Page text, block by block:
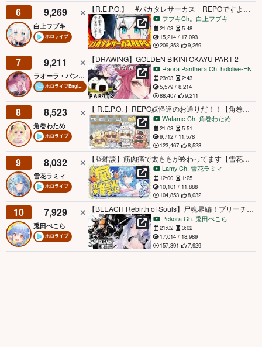
6 9,269
白上フブキ
ホロライブ
【R.E.P.O.】 #バカタレサーカス REPOですよぉおおおおおおお！！！！！ 【ホロライブ/白上フブキ】
フブキCh。白上フブキ
21:03
5:48
15,214 / 17,093
209,353
9,269
7 9,211
ラオーラ・パンテーラ
ホロライブEnglish
【DRAWING】GOLDEN BIKINI OKAYU PART 2
Raora Panthera Ch. hololive-EN
23:03
2:43
5,579 / 8,214
88,407
9,211
8 8,523
角巻わため
ホロライブ
【 R.E.P.O. 】REPO妖怪達のお通りだ！！【角巻わため/ホロライブ４期生】
Watame Ch. 角巻わため
21:03
5:51
9,712 / 11,578
123,467
8,523
9 8,032
雪花ラミィ
ホロライブ
【昼雑談】筋肉痛で太ももが終わってます【雪花ラミィ /ホロライブ】
Lamy Ch. 雪花ラミィ
12:00
1:25
10,101 / 11,888
104,853
8,032
10 7,929
兎田ぺこら
ホロライブ
【BLEACH Rebirth of Souls】尸魂界編！ブリーチの物語を追体験できるゲームやるぺこおおおおおおおおおおおおおおおおおおおお！！！！！ぺこ！【ホロライブ/兎田ぺこら】
Pekora Ch. 兎田ぺこら
21:02
3:02
17,014 / 18,989
157,391
7,929